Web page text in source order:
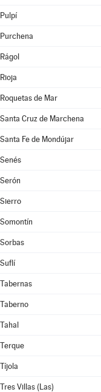
Pulpí
Purchena
Rágol
Rioja
Roquetas de Mar
Santa Cruz de Marchena
Santa Fe de Mondújar
Senés
Serón
Sierro
Somontín
Sorbas
Suflí
Tabernas
Taberno
Tahal
Terque
Tíjola
Tres Villas (Las)